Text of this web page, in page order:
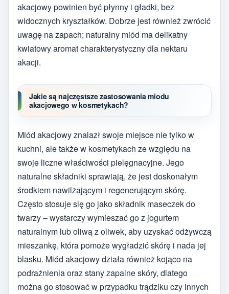
akacjowy powinien być płynny i gładki, bez
widocznych kryształków. Dobrze jest również zwrócić
uwagę na zapach; naturalny miód ma delikatny
kwiatowy aromat charakterystyczny dla nektaru
akacji.
Jakie są najczęstsze zastosowania miodu
akacjowego w kosmetykach?
Miód akacjowy znalazł swoje miejsce nie tylko w
kuchni, ale także w kosmetykach ze względu na
swoje liczne właściwości pielęgnacyjne. Jego
naturalne składniki sprawiają, że jest doskonałym
środkiem nawilżającym i regenerującym skórę.
Często stosuje się go jako składnik maseczek do
twarzy – wystarczy wymieszać go z jogurtem
naturalnym lub oliwą z oliwek, aby uzyskać odżywczą
mieszankę, która pomoże wygładzić skórę i nada jej
blasku. Miód akacjowy działa również kojąco na
podrażnienia oraz stany zapalne skóry, dlatego
można go stosować w przypadku trądziku czy innych